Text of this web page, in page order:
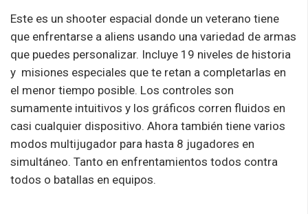
Este es un shooter espacial donde un veterano tiene
que enfrentarse a aliens usando una variedad de armas
que puedes personalizar. Incluye 19 niveles de historia
y misiones especiales que te retan a completarlas en
el menor tiempo posible. Los controles son
sumamente intuitivos y los gráficos corren fluidos en
casi cualquier dispositivo. Ahora también tiene varios
modos multijugador para hasta 8 jugadores en
simultáneo. Tanto en enfrentamientos todos contra
todos o batallas en equipos.